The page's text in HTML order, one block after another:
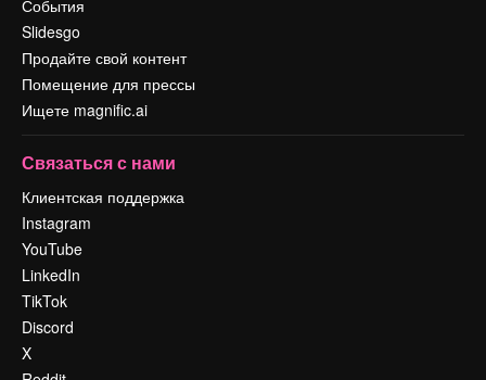
События
Slidesgo
Продайте свой контент
Помещение для прессы
Ищете magnific.ai
Связаться с нами
Клиентская поддержка
Instagram
YouTube
LinkedIn
TikTok
Discord
X